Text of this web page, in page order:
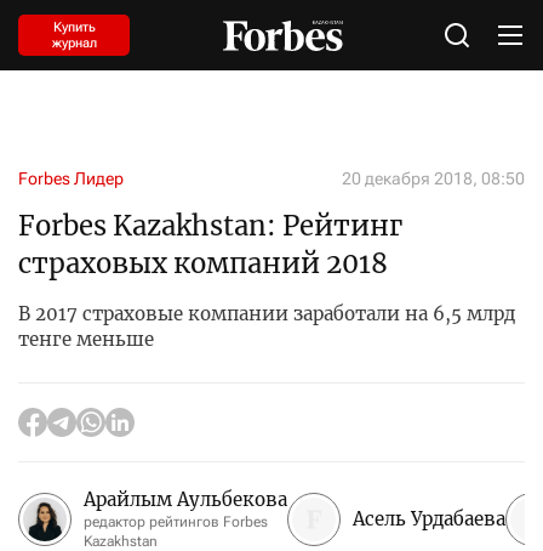
Купить
журнал
Forbes Лидер 20 декабря 2018, 08:50
Forbes Kazakhstan: Рейтинг
страховых компаний 2018
В 2017 страховые компании заработали на 6,5 млрд
тенге меньше
Арайлым Аульбекова
редактор рейтингов Forbes
Kazakhstan
Асель Урдабаева